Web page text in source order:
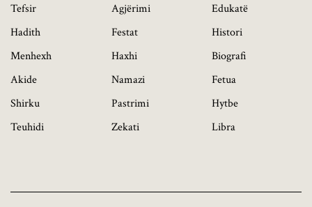
Tefsir
Hadith
Menhexh
Akide
Shirku
Teuhidi
Agjërimi
Festat
Haxhi
Namazi
Pastrimi
Zekati
Edukatë
Histori
Biografi
Fetua
Hytbe
Libra